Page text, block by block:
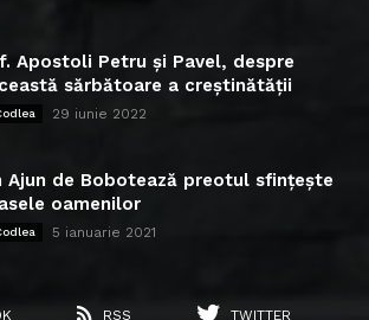
Apostoli Petru și Pavel, despre
sărbătoare a creștinătății
29 iunie 2022
Ajun de Bobotează preotul sfințește
oamenilor
5 ianuarie 2021
RSS
TWITTER